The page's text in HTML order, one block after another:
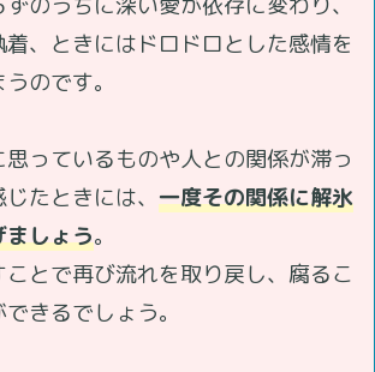
、ときにはドロドロとした感情を
のです。
っているものや人との関係が滞っ
たときには、 一度その関係に解氷
ましょう。
とで再び流れを取り戻し、腐るこ
きるでしょう。